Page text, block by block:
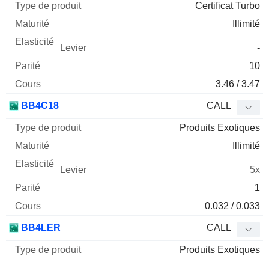
Certificat Turbo
Illimité
-
10
3.46 / 3.47
BB4C18 CALL
Produits Exotiques
Illimité
5x
1
0.032 / 0.033
BB4LER CALL
Produits Exotiques